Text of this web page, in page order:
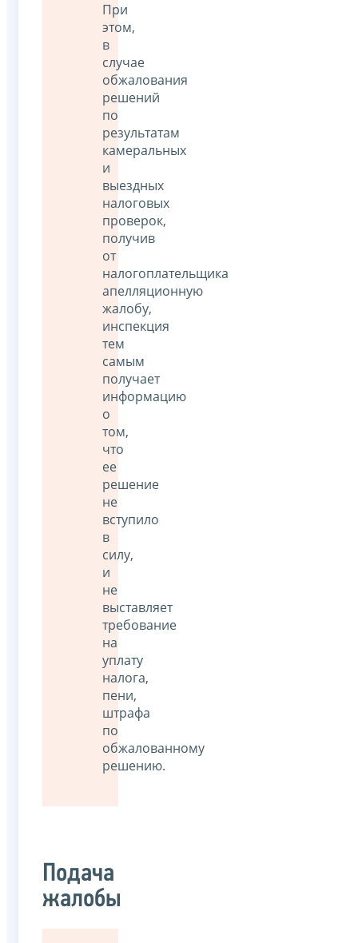
При
этом,
в
случае
обжалования
решений
по
результатам
камеральных
и
выездных
налоговых
проверок,
получив
от
налогоплательщика
апелляционную
жалобу,
инспекция
тем
самым
получает
информацию
о
том,
что
ее
решение
не
вступило
в
силу,
и
не
выставляет
требование
на
уплату
налога,
пени,
штрафа
по
обжалованному
решению.
Подача
жалобы